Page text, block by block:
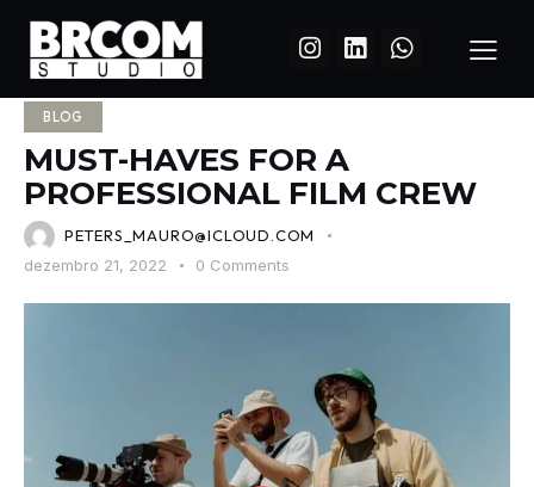
BLOG
MUST-HAVES FOR A
PROFESSIONAL FILM CREW
PETERS_MAURO@ICLOUD.COM
dezembro 21, 2022
0 Comments